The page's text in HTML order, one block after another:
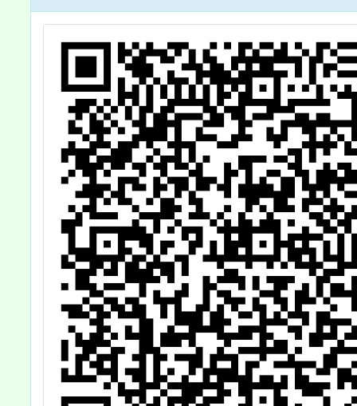
貴校學子踴躍參
與，請查照。